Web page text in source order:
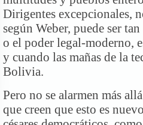
Dirigentes excepcionales,
según Weber, puede ser
o el poder legal-moderno,
y cuando las mañas de la
Bolivia.
Pero no se alarmen más
que creen que esto es